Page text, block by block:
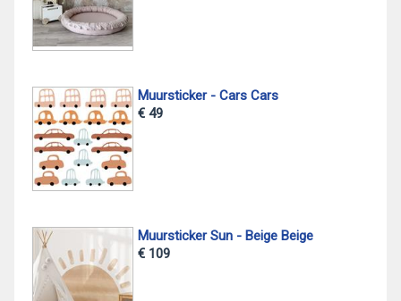
Muursticker - Cars Cars
€ 49
Muursticker Sun - Beige Beige
€ 109